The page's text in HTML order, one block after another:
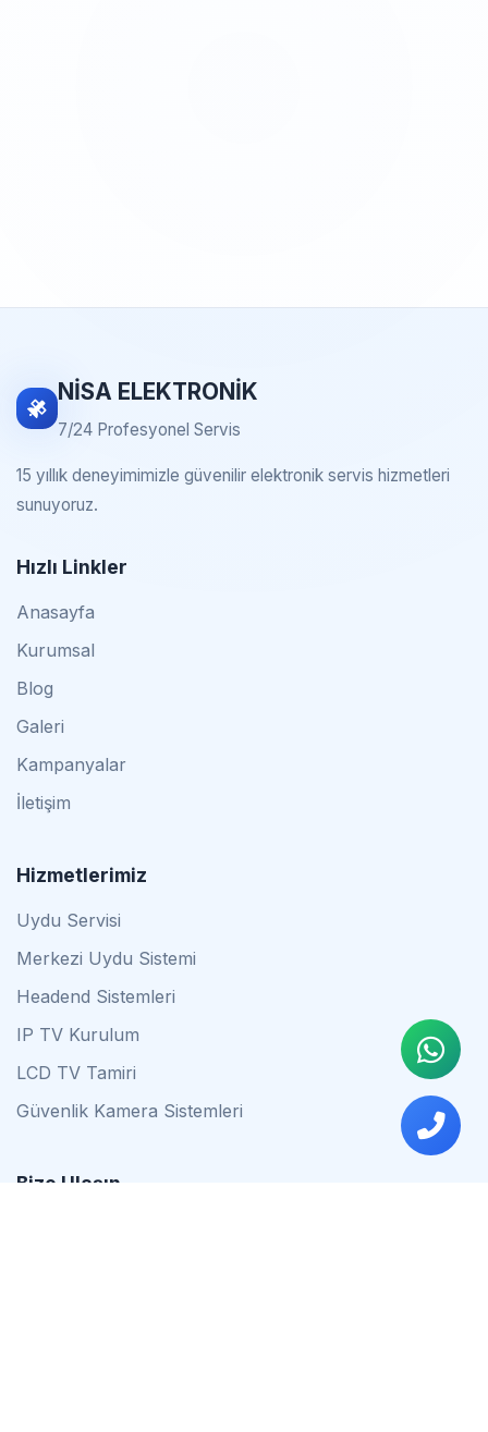
NİSA ELEKTRONİK
7/24 Profesyonel Servis
15 yıllık deneyimimizle güvenilir elektronik servis hizmetleri
sunuyoruz.
Hızlı Linkler
Anasayfa
Kurumsal
Blog
Galeri
Kampanyalar
İletişim
Hizmetlerimiz
Uydu Servisi
Merkezi Uydu Sistemi
Headend Sistemleri
IP TV Kurulum
LCD TV Tamiri
Güvenlik Kamera Sistemleri
Bize Ulaşın